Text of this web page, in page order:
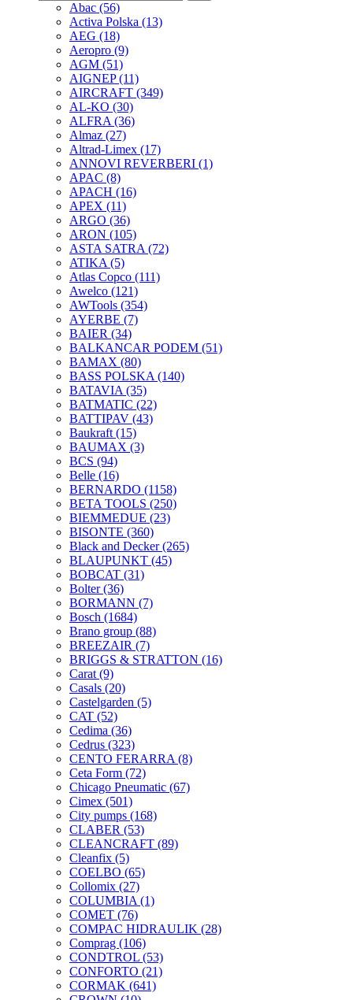
Abac (56)
Activa Polska (13)
AEG (18)
Aeropro (9)
AGM (51)
AIGNEP(11)
AIRCRAFT (349)
AL-KO (30)
ALFRA (36)
Almaz (27)
Altrad-Limex (17)
ANNOVI REVERBERI (1)
APAC (8)
APACH (16)
APEX (11)
ARGO (36)
ARON (105)
ASTA SATRA (72)
ATIKA (5)
Atlas Copco (111)
Awelco (121)
AWTools (354)
AYERBE (7)
BAIER (34)
BALKANCAR PODEM (51)
BAMAX (80)
BASS POLSKA (140)
BATAVIA (35)
BATMATIC (22)
BATTIPAV (43)
Baukraft (15)
BAUMAX (3)
BCS (94)
Belle (16)
BERNARDO (1158)
BETA TOOLS (250)
BIEMMEDUE (23)
BISONTE (360)
Black and Decker(265)
BLAUPUNKT (45)
BOBCAT (31)
Bolter(36)
BORMANN (7)
Bosch (1684)
Brano group (88)
BREEZAIR (7)
BRIGGS & STRATTON (16)
Carat (9)
Casals (20)
Castelgarden (5)
CAT (52)
Cedima (36)
Cedrus (323)
CENTO FERARRA (8)
Ceta Form (72)
Chicago Pneumatic (67)
Cimex (501)
City pumps (168)
CLABER (53)
CLEANCRAFT (89)
Cleanfix (5)
COELBO (65)
Collomix (27)
COLUMBIA (1)
COMET (76)
COMPAC HIDRAULIK (28)
Comprag (106)
CONDTROL (53)
CONFORTO (21)
CORMAK (641)